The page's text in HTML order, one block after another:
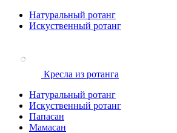
Натуральный ротанг
Искуственный ротанг
Кресла из ротанга
Натуральный ротанг
Искуственный ротанг
Папасан
Мамасан